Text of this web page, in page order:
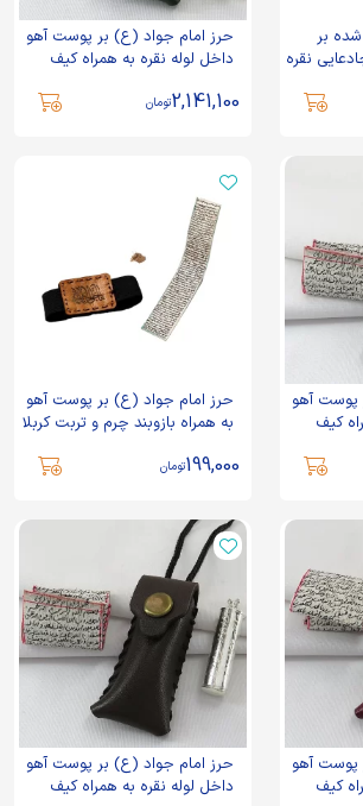
بر
نقره
حرز امام جواد (ع) بر پوست آهو
داخل لوله نقره به همراه کیف
2,141,100تومان
پوست آهو
کیف
حرز امام جواد (ع) بر پوست آهو
به همراه بازوبند چرم و تربت کربلا
199,000تومان
پوست آهو
کیف
حرز امام جواد (ع) بر پوست آهو
داخل لوله نقره به همراه کیف